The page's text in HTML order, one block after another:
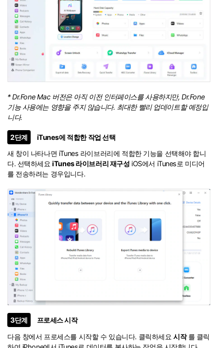
* Dr.Fone Mac 버전은 아직 이전 인터페이스를 사용하지만, Dr.Fone
기능 사용에는 영향을 주지 않습니다. 최대한 빨리 업데이트할 예정입
니다.
2단계
iTunes에 적합한 작업 선택
새 창이 나타나면 iTunes 라이브러리에 적합한 기능을 선택해야 합니
다. 선택하세요iTunes 라이브러리 재구성 iOS에서 iTunes로 미디어
를 전송하려는 경우입니다.
3단계
프로세스 시작
다음 창에서 프로세스를 시작할 수 있습니다. 클릭하세요 시작를 클릭